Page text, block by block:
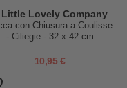
Little Lovely Company
con Chiusura a Coulisse
- Ciliegie - 32 x 42 cm
10,95 €